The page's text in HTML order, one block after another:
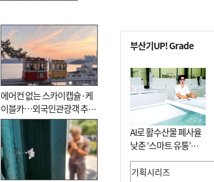
에어컨 없는 스카이캡슐·케
이블카…외국인관광객 추억
대신 고역 될라
부산기UP! Grade
AI로 활수산물 폐사율
낮춘 ‘스마트 유통’…
사막·산악지대 수출
도전